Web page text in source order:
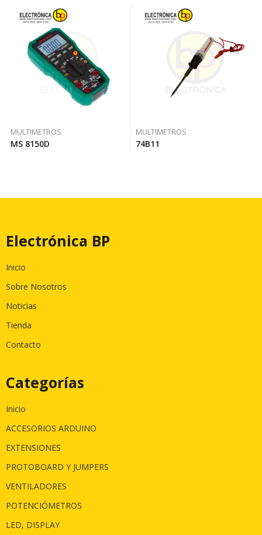
MULTIMETROS
MS 8150D
MULTIMETROS
74B11
Electrónica BP
Inicio
Sobre Nosotros
Noticias
Tienda
Contacto
Categorías
Inicio
ACCESORIOS ARDUINO
EXTENSIONES
PROTOBOARD Y JUMPERS
VENTILADORES
POTENCIÓMETROS
LED, DISPLAY